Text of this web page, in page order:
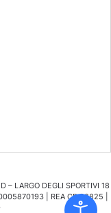
– LARGO DEGLI SPORTIVI 18
| REA CR 98825 |